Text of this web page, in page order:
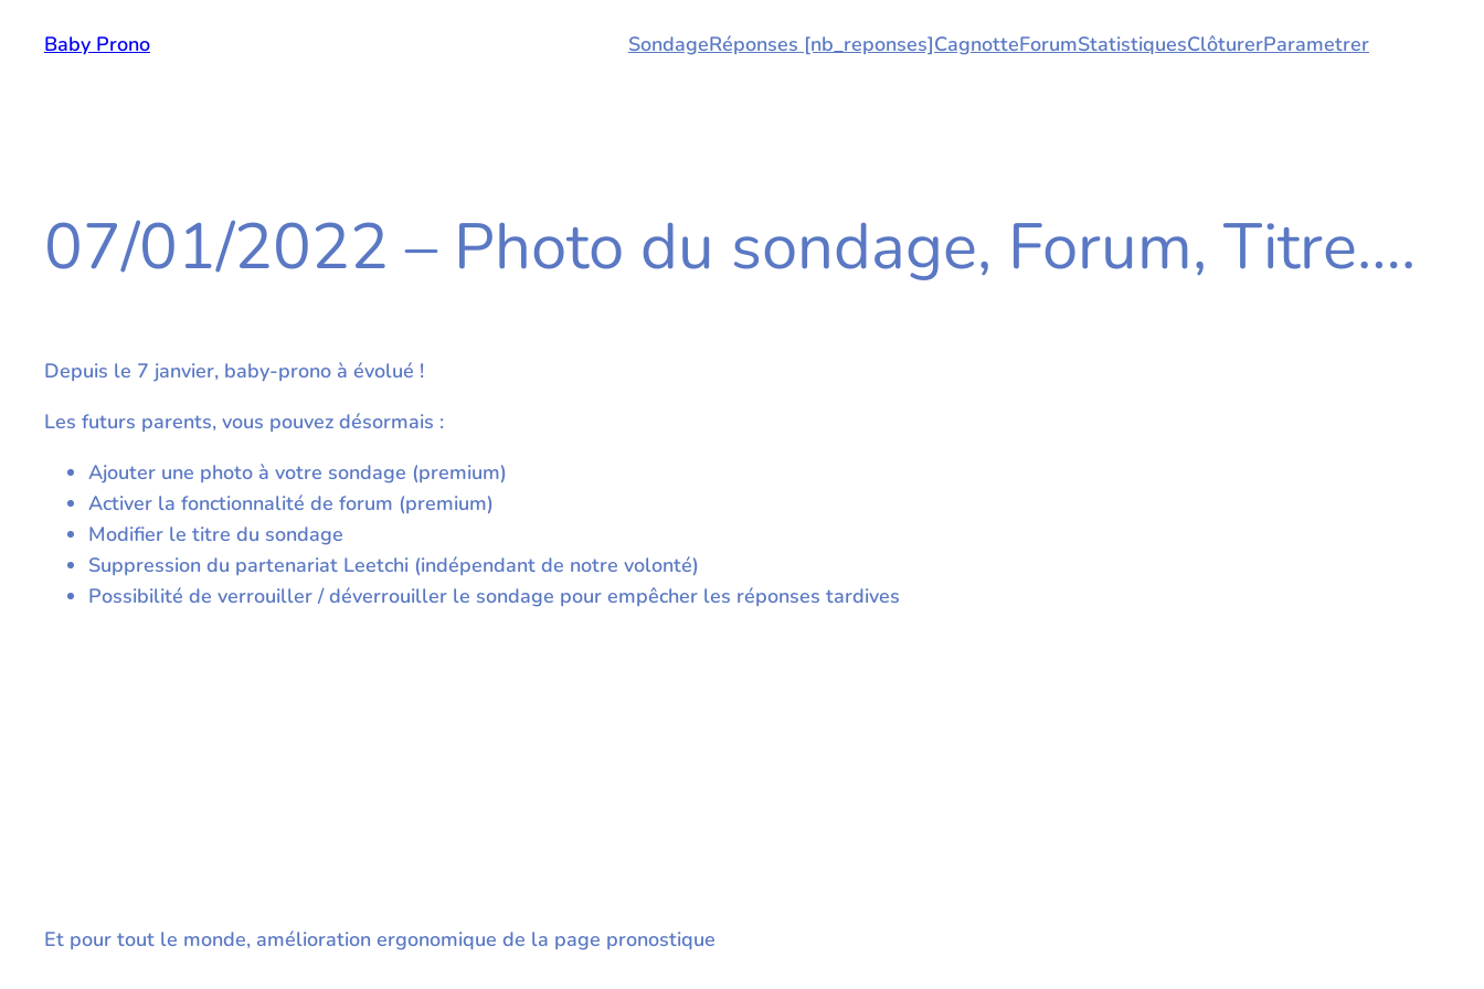
Baby Prono SondageRéponses [nb_reponses]CagnotteForumStatistiquesClôturerParametrer
07/01/2022 – Photo du sondage, Forum, Titre….
Depuis le 7 janvier, baby-prono à évolué !
Les futurs parents, vous pouvez désormais :
Ajouter une photo à votre sondage (premium)
Activer la fonctionnalité de forum (premium)
Modifier le titre du sondage
Suppression du partenariat Leetchi (indépendant de notre volonté)
Possibilité de verrouiller / déverrouiller le sondage pour empêcher les réponses tardives
Et pour tout le monde, amélioration ergonomique de la page pronostique